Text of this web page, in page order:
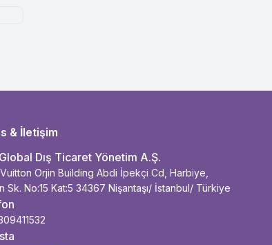
& İletişim
Dış Ticaret Yönetim A.Ş.
Orjin Building Abdi İpekçi Cd, Harbiye,
Sk. No:15 Kat:5 34367 Nişantaşı/ İstanbul/ Türkiye